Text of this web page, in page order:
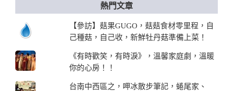
熱門文章
【參訪】菇果GUGO，菇菇食材零里程，自
己種菇，自己收，新鮮牡丹菇準備上菜！
《有時歡笑，有時淚》，溫馨家庭劇，溫暖
你的心房！！
台南中西區之，呷冰散步筆記，蜷尾家、